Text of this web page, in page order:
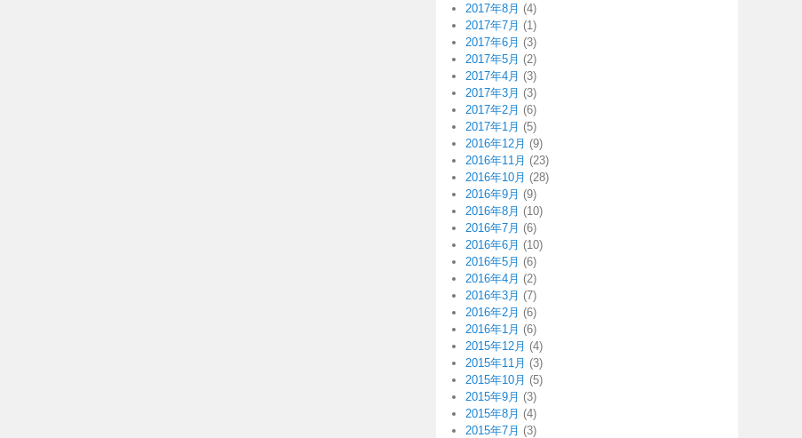
2017年8月 (4)
2017年7月 (1)
2017年6月 (3)
2017年5月 (2)
2017年4月 (3)
2017年3月 (3)
2017年2月 (6)
2017年1月 (5)
2016年12月 (9)
2016年11月 (23)
2016年10月 (28)
2016年9月 (9)
2016年8月 (10)
2016年7月 (6)
2016年6月 (10)
2016年5月 (6)
2016年4月 (2)
2016年3月 (7)
2016年2月 (6)
2016年1月 (6)
2015年12月 (4)
2015年11月 (3)
2015年10月 (5)
2015年9月 (3)
2015年8月 (4)
2015年7月 (3)